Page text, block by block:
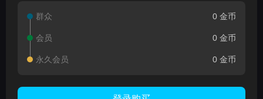
群众 0 金币
会员 0 金币
永久会员 0 金币